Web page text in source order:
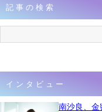
6月20日 07時24分
記事の検索
インタビュー
南沙良、